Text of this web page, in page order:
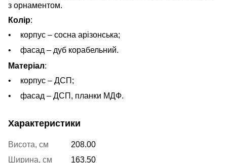
з орнаментом.
Колір:
корпус – сосна арізонська;
фасад – дуб корабельний.
Матеріал:
корпус – ДСП;
фасад – ДСП, планки МДФ.
Характеристики
Висота, см
208.00
Ширина, см
163.50